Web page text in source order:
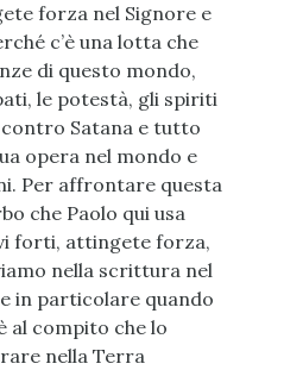
forza nel Signore e
c’è una lotta che
di questo mondo,
le potestà, gli spiriti
Satana e tutto
opera nel mondo e
Per affrontare questa
che Paolo qui usa
forti, attingete forza,
nella scrittura nel
in particolare quando
al compito che lo
nella Terra